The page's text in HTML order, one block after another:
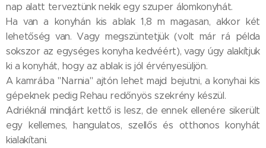
nap alatt terveztünk nekik egy szuper álomkonyhát.
Ha van a konyhán kis ablak 1,8 m magasan, akkor két
lehetőség van. Vagy megszüntetjük (volt már rá példa
sokszor az egységes konyha kedvéért), vagy úgy alakítjuk
ki a konyhát, hogy az ablak is jól érvényesüljön.
A kamrába "Narnia" ajtón lehet majd bejutni, a konyhai kis
gépeknek pedig Rehau redőnyös szekrény készül.
Adriéknál mindjárt kettő is lesz, de ennek ellenére sikerült
egy kellemes, hangulatos, szellős és otthonos konyhát
kialakítani.